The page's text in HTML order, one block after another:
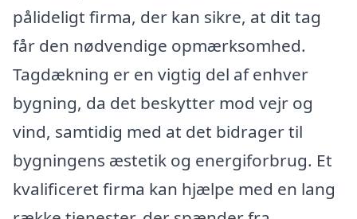
pålideligt firma, der kan sikre, at dit tag
får den nødvendige opmærksomhed.
Tagdækning er en vigtig del af enhver
bygning, da det beskytter mod vejr og
vind, samtidig med at det bidrager til
bygningens æstetik og energiforbrug. Et
kvalificeret firma kan hjælpe med en lang